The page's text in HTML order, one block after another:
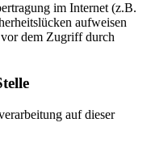
im Internet (z.B.
aufweisen
dem Zugriff durch
auf dieser